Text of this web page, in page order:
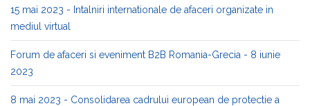
15 mai 2023 - Intalniri internationale de afaceri organizate in
mediul virtual
Forum de afaceri si eveniment B2B Romania-Grecia - 8 iunie
2023
8 mai 2023 - Consolidarea cadrului european de protectie a